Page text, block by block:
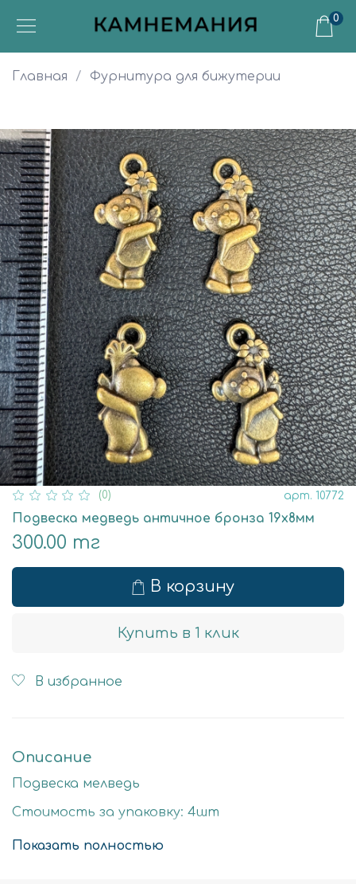
0
Главная Фурнитура для бижутерии
(0) арт. 10772
Подвеска медведь античное бронза 19х8мм
300.00 тг
В корзину
Купить в 1 клик
В избранное
Описание
Подвеска мелведь
Стоимость за упаковку: 4шт
Цвет: античная бронза
Показать полностью